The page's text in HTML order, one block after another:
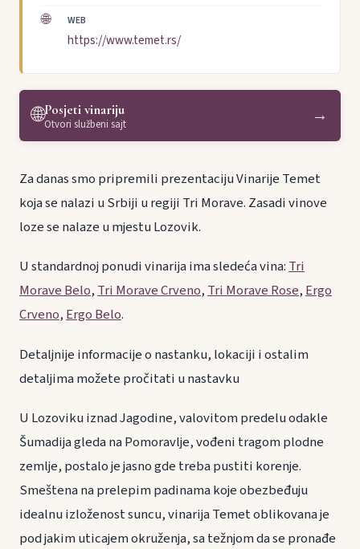
🌐 WEB
https://www.temet.rs/
🌐Posjeti vinariju
Otvori službeni sajt →
Za danas smo pripremili prezentaciju Vinarije Temet
koja se nalazi u Srbiji u regiji Tri Morave. Zasadi vinove
loze se nalaze u mjestu Lozovik.
U standardnoj ponudi vinarija ima sledeća vina:Tri
Morave Belo,Tri Morave Crveno,Tri Morave Rose,Ergo
Crveno,Ergo Belo.
Detaljnije informacije o nastanku, lokaciji i ostalim
detaljima možete pročitati u nastavku
U Lozoviku iznad Jagodine, valovitom predelu odakle
Šumadija gleda na Pomoravlje, vođeni tragom plodne
zemlje, postalo je jasno gde treba pustiti korenje.
Smeštena na prelepim padinama koje obezbeđuju
idealnu izloženost suncu, vinarija Temet oblikovana je
pod jakim uticajem okruženja, sa težnjom da se pronađe